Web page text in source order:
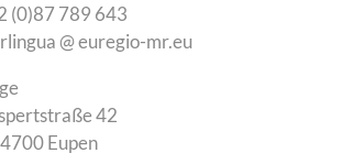
(0)87 789 643
@ euregio-mr.eu
42
Eupen